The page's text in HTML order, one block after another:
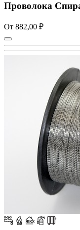
Проволока
От 882,00 ₽